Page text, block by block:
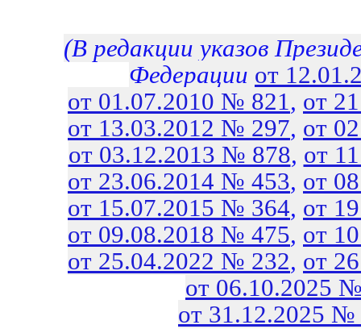
(В редакции указов
Федерации от
от 01.07.2010 № 821, от
от 13.03.2012 № 297, от
от 03.12.2013 № 878, от
от 23.06.2014 № 453, от
от 15.07.2015 № 364, от
от 09.08.2018 № 475, от
от 25.04.2022 № 232, от
от 06.10.2025
от 31.12.2025 №